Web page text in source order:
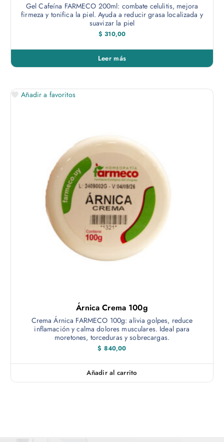
Gel Cafeína FARMECO 200ml: combate celulitis, mejora
firmeza y tonifica la piel. Ayuda a reducir grasa localizada y
suavizar la piel
$ 310,00
Leer más
Añadir a favoritos
Árnica Crema 100g
Crema Árnica FARMECO 100g: alivia golpes, reduce
inflamación y calma dolores musculares. Ideal para
moretones, torceduras y sobrecargas.
$ 840,00
Añadir al carrito